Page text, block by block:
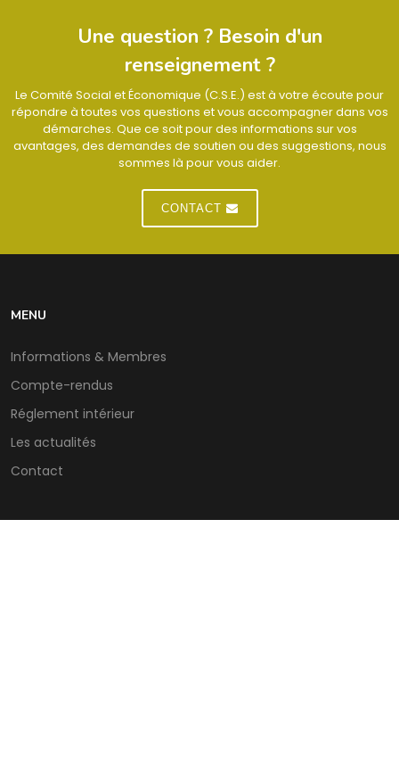
Une question ? Besoin d'un
renseignement ?
Le Comité Social et Économique (C.S.E.) est à votre écoute pour
répondre à toutes vos questions et vous accompagner dans vos
démarches. Que ce soit pour des informations sur vos
avantages, des demandes de soutien ou des suggestions, nous
sommes là pour vous aider.
CONTACT
MENU
Informations & Membres
Compte-rendus
Réglement intérieur
Les actualités
Contact
CONTACTS